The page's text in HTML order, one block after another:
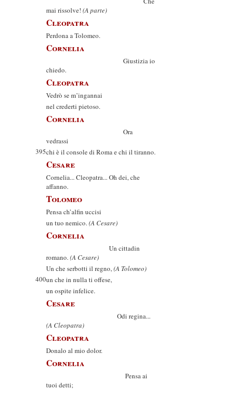
mai rissolve! (A parte)
Cleopatra
Perdona a Tolomeo.
Cornelia
Giustizia io
chiedo.
Cleopatra
Vedrò se m’ingannai
nel crederti pietoso.
Cornelia
Ora
vedrassi
395chi è il console di Roma e chi il tiranno.
Cesare
Cornelia... Cleopatra... Oh dei, che
affanno.
Tolomeo
Pensa ch’alfin uccisi
un tuo nemico.(A Cesare)
Cornelia
Un cittadin
romano.(A Cesare)
Un che serbotti il regno,(A Tolomeo)
400un che in nulla ti offese,
un ospite infelice.
Cesare
Odi regina...
(A Cleopatra)
Cleopatra
Donalo al mio dolor.
Cornelia
Pensa ai
tuoi detti;